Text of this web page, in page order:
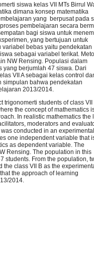
siswa kelas VII MTs Birrul
dimana konsep matematika
yang berpusat pada
pembelajaran secara
bagi siswa untuk
yang bertujuan untuk
bebas yaitu pendekatan
sebagai variabel terikat.
NW Rensing. Populasi dalam
yang berjumlah 47 siswa. Dari
VII A sebagai kelas control
simpulan bahwa pendekatan
2013/2014.
students of class VII
the concept of mathematics
In realistic mathematics the
moderators and
conducted in an experimental
one independent variable that
as dependent variable. The
Rensing. The population in this
students. From the population,
the class VII B as the
the approach of learning
2014.